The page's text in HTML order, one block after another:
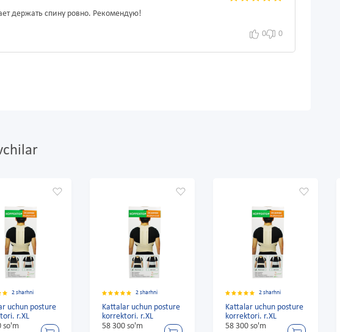
держать спину ровно. Рекомендую!
0 0
2 sharhni
uchun posture
r.XL
so'm
2 sharhni
Kattalar uchun posture
korrektori. r.XL
58 300 so'm
2 sharhni
Kattalar uchun posture
korrektori. r.XL
58 300 so'm